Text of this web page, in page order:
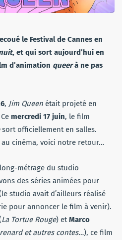
le Festival de Cannes en
, et qui sort aujourd’hui en
d’animation queerà ne pas
, Jim Queen était projeté en
mercredi 17 juin, le film
sort officiellement en salles.
cinéma, voici notre retour…
métrage du studio
des séries animées pour
studio avait d’ailleurs réalisé
pour annoncer le film à venir).
La Tortue Rouge) etMarco
et autres contes…), ce film